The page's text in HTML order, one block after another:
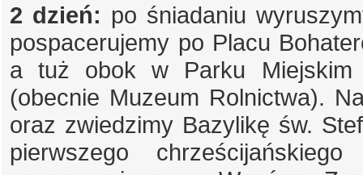
2 dzień: po śniadaniu
pospacerujemy po Placu
a tuż obok w Parku Miejskim
(obecnie Muzeum Rolnictwa).
oraz zwiedzimy Bazylikę św.
pierwszego